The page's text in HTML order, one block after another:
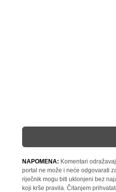
NAPOMENA: Komentari
portal ne može i neće odgovarati
riječnik mogu biti uklonjeni bez
koji krše pravila. Čitanjem